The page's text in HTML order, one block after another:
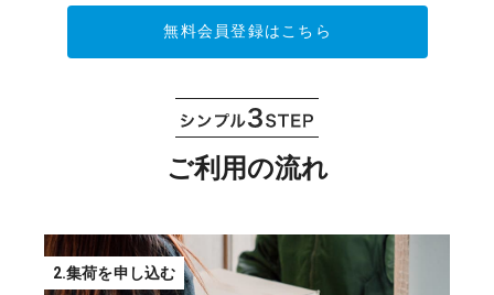
無料会員登録はこちら
ご利用の流れ
2.集荷を申し込む